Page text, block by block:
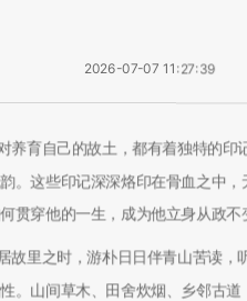
2026-07-07 11:27:39
养育自己的故土，都有着独特的
。这些印记深深烙印在骨血之中
贯穿他的一生，成为他立身从政不
故里之时，游朴日日伴青山苦读
。山间草木、田舍炊烟、乡邻古